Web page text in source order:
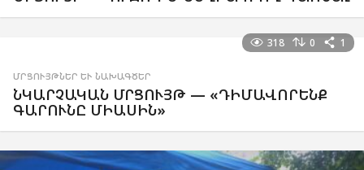
318 0 1
ՄՐՑՈՒՅԹՆԵՐ ԵՒ ՆԱԽԱԳԾԵՐ
ՆԿԱՐՉԱԿԱՆ ՄՐՑՈՒՅԹ — «ԴԻՄԱՎՈՐԵՆՔ
ԳԱՐՈՒՆԸ ՄԻԱՍԻՆ»